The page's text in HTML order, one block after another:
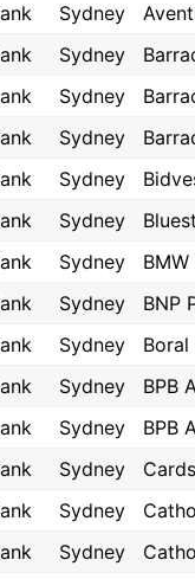
Sydney
Sydney
Sydney
Sydney
Sydney
Sydney
Sydney
Sydney BNP
Sydney Boral
Sydney BPB
Sydney BPB
Sydney
Sydney
Sydney